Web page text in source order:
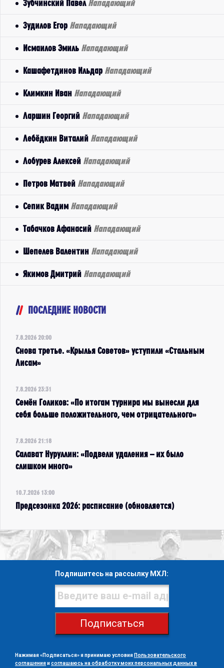
Зубчинский Павел Нападающий
Зудилов Егор Нападающий
Исмаилов Эмиль Нападающий
Кашафетдинов Ильдар Нападающий
Климкин Иван Нападающий
Ларшин Георгий Нападающий
Лебёдкин Виталий Нападающий
Лобурев Алексей Нападающий
Петров Матвей Нападающий
Сепик Вадим Нападающий
Табачков Афанасий Нападающий
Шепелев Валентин Нападающий
Якимов Дмитрий Нападающий
ПОСЛЕДНИЕ НОВОСТИ
7.8.2026 20:00
Снова третье. «Крылья Советов» уступили «Стальным
Лисам»
7.8.2026 23:31
Семён Голиков: «По итогам турнира мы вынесли для
себя больше положительного, чем отрицательного»
7.8.2026 21:18
Салават Нуруллин: «Подвели удаления – их было
слишком много»
10.7.2026 13:00
Предсезонка 2026: расписание (обновляется)
Подпишитесь на рассылку МХЛ:
Подписаться
Нажимая «Подписаться» я принимаю условия Пользовательского
соглашенияисоглашаюсь на обработку моих персональных данных в